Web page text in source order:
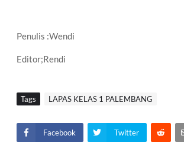
Penulis :Wendi
Editor;Rendi
Tags LAPAS KELAS 1 PALEMBANG
Facebook Twitter